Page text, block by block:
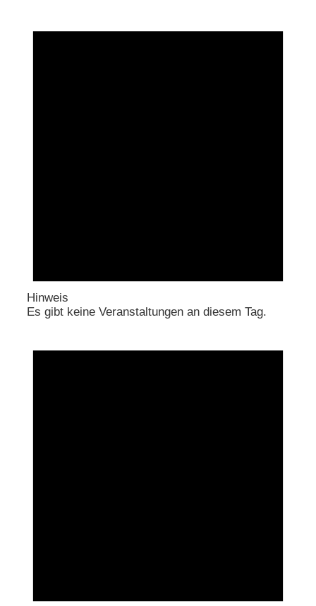
Hinweis
Es gibt keine Veranstaltungen an diesem Tag.